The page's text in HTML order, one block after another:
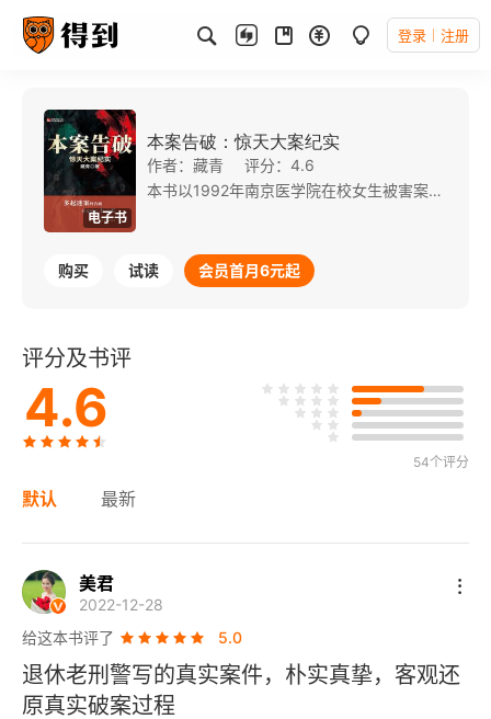
登录 注册
电子书
本案告破：惊天大案纪实
作者：藏青
评分：4.6
本书以1992年南京医学院在校女生被害案28年后终于告破为引子，铺开了作者对多年侦查工作的回忆。 作者用连续十二天讲述探案故事的表现手法，将“大海捞鱼”“请君入瓮”“命悬一线”“可怜人母”“无处遁逃”……一个个扑朔迷离而又惊心动魄的案子生动鲜活地呈现在读者面前。 案情的曲折离奇，罪犯的凶残狡诈，刑警的忠勇机智……平实质朴的文字真实再现了长年奋战在刑侦一线警察的不凡经历；主人公逆水行舟、百折不挠的性格和作为，生动诠释了一代刑警真挚的为民情怀和执着的奉献精神。
购买 试读 会员首月6元起
评分及书评
4.6
54个评分
默认 最新
美君
2022-12-28
给这本书评了
5.0
退休老刑警写的真实案件，朴实真挚，客观还
原真实破案过程